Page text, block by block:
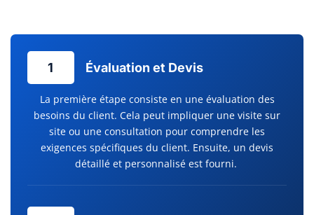
1 Évaluation et Devis
La première étape consiste en une évaluation des
besoins du client. Cela peut impliquer une visite sur
site ou une consultation pour comprendre les
exigences spécifiques du client. Ensuite, un devis
détaillé et personnalisé est fourni.